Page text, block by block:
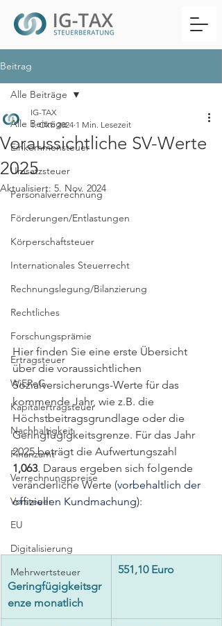
Beitrag
Alle Beiträge
Einkommensteuer
Umsatzsteuer
Personalverrechnung
Förderungen/Entlastungen
Körperschaftsteuer
Internationales Steuerrecht
Rechnungslegung/Bilanzierung
Rechtliches
Forschungsprämie
Ertragsteuer
WiEReG
Kapitalertragsteuer
Nachhaltigkeit
Finanzamt
Verrechnungspreise
Vorsteuer
EU
Digitalisierung
Mehrwertsteuer
Alle Beiträge
Voraussichtliche SV-Werte
2025
IG-TAX
1. Okt. 2024 1 Min. Lesezeit
Aktualisiert: 5. Nov. 2024
Hier finden Sie eine erste Übersicht
über die voraussichtlichen
Sozialversicherungs-Werte für das
kommende Jahr, wie z.B. die
Höchstbeitragsgrundlage oder die
Geringfügigkeitsgrenze. Für das Jahr
2025 beträgt die Aufwertungszahl
1,063. Daraus ergeben sich folgende
veränderliche Werte (vorbehaltlich der
offiziellen Kundmachung):
Geringfügigkeitsgr
enze monatlich
551,10 Euro